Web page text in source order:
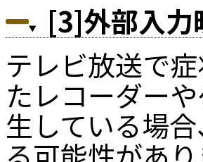
[3]外部入力
テレビ放送で
たレコーダー
生している場